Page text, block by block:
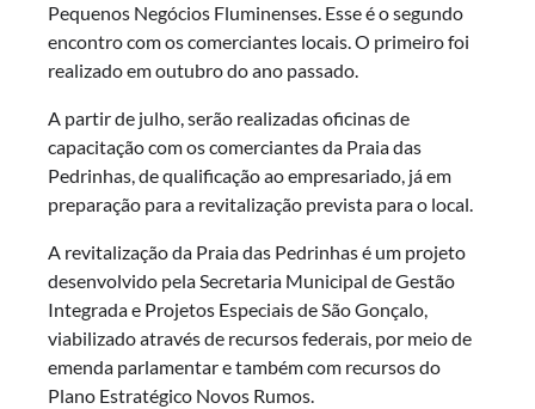
Pequenos Negócios Fluminenses. Esse é o segundo
encontro com os comerciantes locais. O primeiro foi
realizado em outubro do ano passado.
A partir de julho, serão realizadas oficinas de
capacitação com os comerciantes da Praia das
Pedrinhas, de qualificação ao empresariado, já em
preparação para a revitalização prevista para o local.
A revitalização da Praia das Pedrinhas é um projeto
desenvolvido pela Secretaria Municipal de Gestão
Integrada e Projetos Especiais de São Gonçalo,
viabilizado através de recursos federais, por meio de
emenda parlamentar e também com recursos do
Plano Estratégico Novos Rumos.